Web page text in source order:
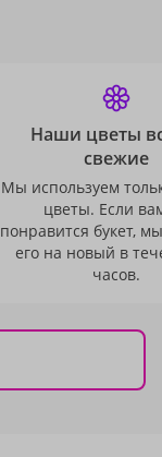
Наши цветы
свежие
Мы используем
цветы. Если
понравится букет,
его на новый в
часов.